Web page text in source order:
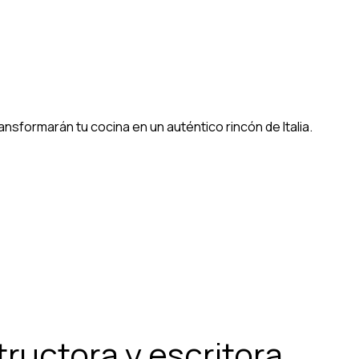
tu cocina en un auténtico rincón de Italia.